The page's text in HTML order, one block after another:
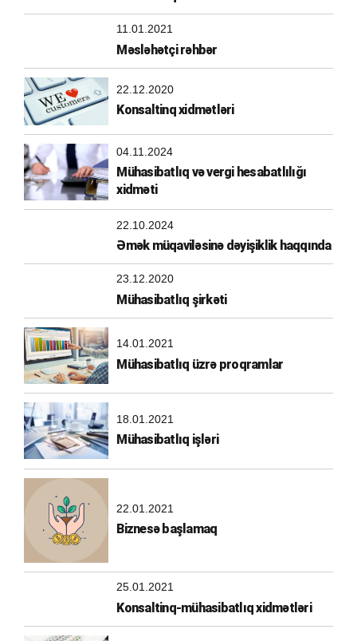
11.01.2021
Məsləhətçi rəhbər
22.12.2020
Konsaltinq xidmətləri
04.11.2024
Mühasibatlıq və vergi hesabatlılığı
xidməti
22.10.2024
Əmək müqaviləsinə dəyişiklik haqqında
23.12.2020
Mühasibatlıq şirkəti
14.01.2021
Mühasibatlıq üzrə proqramlar
18.01.2021
Mühasibatlıq işləri
22.01.2021
Biznesə başlamaq
25.01.2021
Konsaltinq-mühasibatlıq xidmətləri